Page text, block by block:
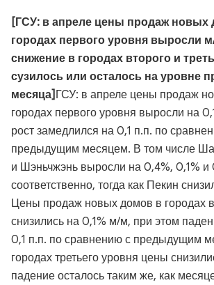
[ГСУ: в апреле цены продаж новых
городах первого уровня выросли
снижение в городах второго и
сузилось или осталось на уровне
месяца] ГСУ: в апреле цены продаж
городах первого уровня выросли на
рост замедлился на 0,1 п.п. по
предыдущим месяцем. В том числе
и Шэньчжэнь выросли на 0,4%, 0,1% и
соответственно, тогда как Пекин
Цены продаж новых домов в городах
снизились на 0,1% м/м, при этом
0,1 п.п. по сравнению с предыдущим
городах третьего уровня цены
падение осталось таким же, как